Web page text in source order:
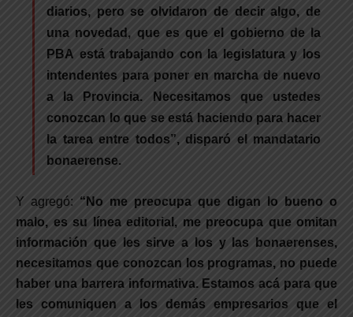
diarios, pero se olvidaron de decir algo, de
una novedad, que es que el gobierno de la
PBA está trabajando con la legislatura y los
intendentes para poner en marcha de nuevo
a la Provincia. Necesitamos que ustedes
conozcan lo que se está haciendo para hacer
la tarea entre todos”, disparó el mandatario
bonaerense.
Y agregó: “No me preocupa que digan lo bueno o
malo, es su línea editorial, me preocupa que omitan
información que les sirve a los y las bonaerenses,
necesitamos que conozcan los programas, no puede
haber una barrera informativa. Estamos acá para que
les comuniquen a los demás empresarios que el